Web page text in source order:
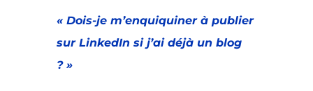
« Dois-je m’enquiquiner à publier
sur LinkedIn si j’ai déjà un blog
? »